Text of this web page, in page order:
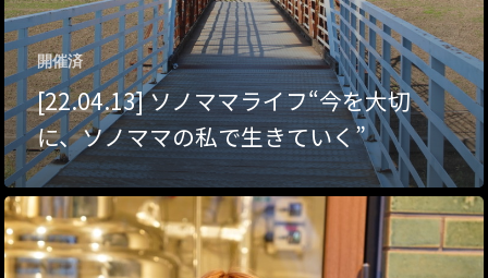
開催済
[22.04.13] ソノママライフ“今を大切
に、ソノママの私で生きていく”
ハイパー縁側@塩屋
ハイパー縁側@梅田
祭
ハイパー縁側@車山
Archives
Archives リスト表示